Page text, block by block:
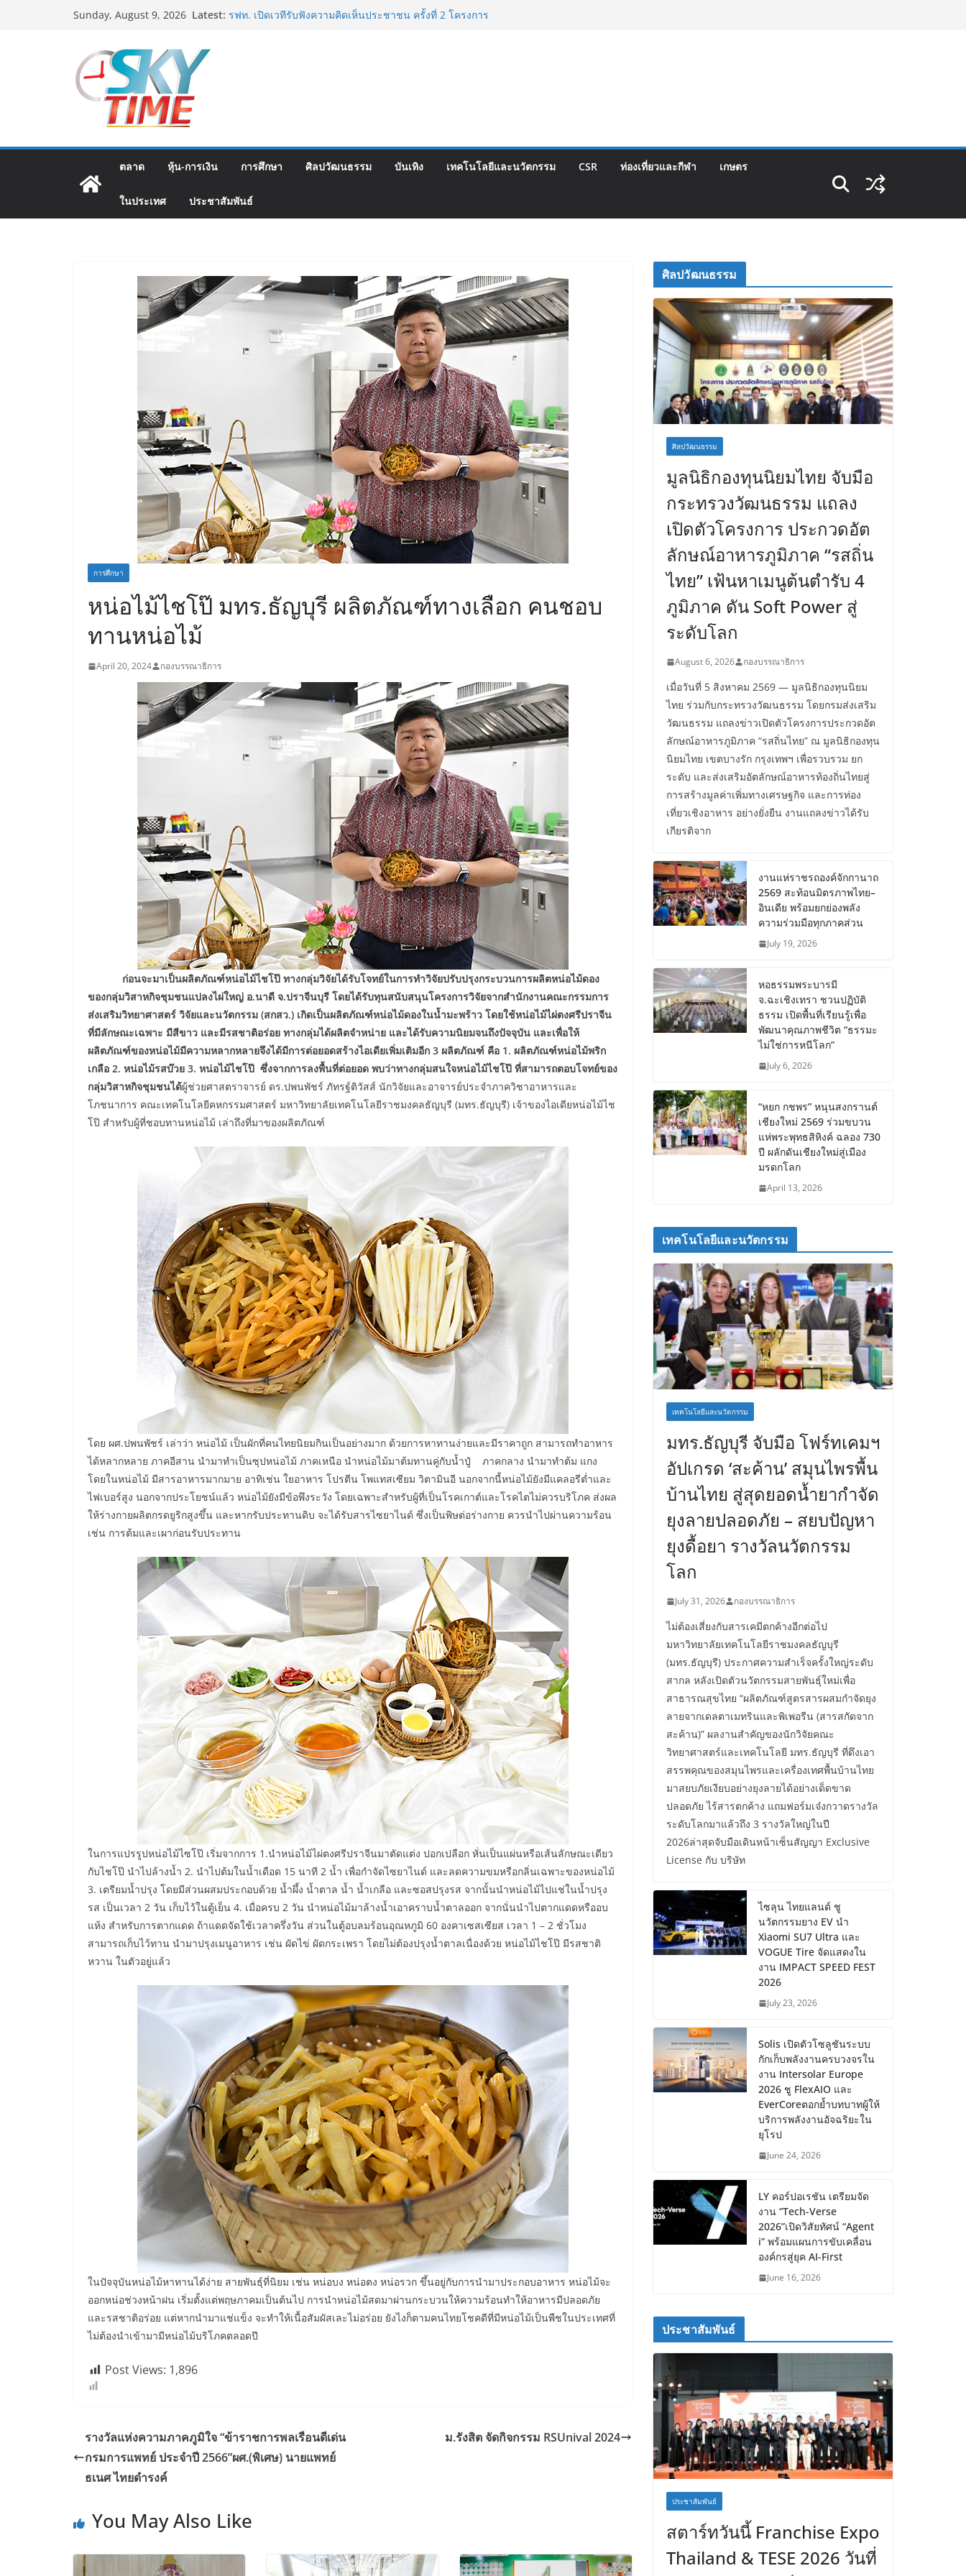
Sunday, August 9, 2026 Latest: เอ-พลัสซัพพลาย เดินหน้าโครงการ “คืนความชุ่มชื้นให้กับผิว” มอบ
พิตบลู ศิษย์ทรายทอง กำปั้นดาวรุ่งวัย 15 ปีตัวแทน จ.พะเยาควง
กำปั้นชนะน็อค ณัฐพัฒน์ ทองไสล กำปั้นรุ่นพี่วัย 19 ปีตัวแทน
บัลลังก์โลก 108 ปอนด์ในศึกมวยไทย SUPER CHAMP
ตลาด หุ้น-การเงิน การศึกษา ศิลปวัฒนธรรม บันเทิง เทคโนโลยีและนวัตกรรม CSR ท่องเที่ยวและกีฬา เกษตร
ในประเทศ ประชาสัมพันธ์
การศึกษา
หน่อไม้ไชโป๊ มทร.ธัญบุรี ผลิตภัณฑ์ทางเลือก คนชอบ
ทานหน่อไม้
April 20, 2024 กองบรรณาธิการ
ก่อนจะมาเป็นผลิตภัณฑ์หน่อไม้ไชโป๊ ทางกลุ่มวิจัยได้รับโจทย์ในการทำวิจัยปรับปรุงกระบวนการผลิตหน่อไม้ดอง
ของกลุ่มวิสาหกิจชุมชนแปลงไผ่ใหญ่ อ.นาดี จ.ปราจีนบุรี โดยได้รับทุนสนับสนุนโครงการวิจัยจากสำนักงานคณะกรรมการ
ส่งเสริมวิทยาศาสตร์ วิจัยและนวัตกรรม (สกสว.) เกิดเป็นผลิตภัณฑ์หน่อไม้ดองในน้ำมะพร้าว โดยใช้หน่อไม้ไผ่ตงศรีปราจีน
ที่มีลักษณะเฉพาะ มีสีขาว และมีรสชาติอร่อย ทางกลุ่มได้ผลิตจำหน่าย และได้รับความนิยมจนถึงปัจจุบัน และเพื่อให้
ผลิตภัณฑ์ของหน่อไม้มีความหลากหลายจึงได้มีการต่อยอดสร้างไอเดียเพิ่มเติมอีก 3 ผลิตภัณฑ์ คือ 1. ผลิตภัณฑ์หน่อไม้พริก
เกลือ 2. หน่อไม้รสบ๊วย 3. หน่อไม้ไชโป๊ ซึ่งจากการลงพื้นที่ต่อยอด พบว่าทางกลุ่มสนใจหน่อไม้ไชโป๊ ที่สามารถตอบโจทย์ของ
กลุ่มวิสาหกิจชุมชนได้ผู้ช่วยศาสตราจารย์ ดร.ปพนพัชร์ ภัทรฐ์ติวัสส์ นักวิจัยและอาจารย์ประจำภาควิชาอาหารและ
โภชนาการ คณะเทคโนโลยีคหกรรมศาสตร์ มหาวิทยาลัยเทคโนโลยีราชมงคลธัญบุรี (มทร.ธัญบุรี) เจ้าของไอเดียหน่อไม้ไช
โป๊ สำหรับผู้ที่ชอบทานหน่อไม้ เล่าถึงที่มาของผลิตภัณฑ์
โดย ผศ.ปพนพัชร์ เล่าว่า หน่อไม้ เป็นผักที่คนไทยนิยมกินเป็นอย่างมาก ด้วยการหาทานง่ายและมีราคาถูก สามารถทำอาหาร
ได้หลากหลาย ภาคอีสาน นำมาทำเป็นซุปหน่อไม้ ภาคเหนือ นำหน่อไม้มาต้มทานคู่กับน้ำปู๋ ภาคกลาง นำมาทำต้ม แกง
โดยในหน่อไม้ มีสารอาหารมากมาย อาทิเช่น ใยอาหาร โปรตีน โพแทสเซียม วิตามินอี นอกจากนี้หน่อไม้ยังมีแคลอรีต่ำและ
ไฟเบอร์สูง นอกจากประโยชน์แล้ว หน่อไม้ยังมีข้อพึงระวัง โดยเฉพาะสำหรับผู้ที่เป็นโรคเกาต์และโรคไตไม่ควรบริโภค ส่งผล
ให้ร่างกายผลิตกรดยูริกสูงขึ้น และหากรับประทานดิบ จะได้รับสารไซยาไนด์ ซึ่งเป็นพิษต่อร่างกาย ควรนำไปผ่านความร้อน
เช่น การต้มและเผาก่อนรับประทาน
ในการแปรรูปหน่อไม้ไซโป๊ เริ่มจากการ 1.นำหน่อไม้ไผ่ตงศรีปราจีนมาตัดแต่ง ปอกเปลือก หั่นเป็นแผ่นหรือเส้นลักษณะเดียว
กับไชโป๊ นำไปล้างน้ำ 2. นำไปต้มในน้ำเดือด 15 นาที 2 น้ำ เพื่อกำจัดไซยาไนด์ และลดความขมหรือกลิ่นเฉพาะของหน่อไม้
3. เตรียมน้ำปรุง โดยมีส่วนผสมประกอบด้วย น้ำผึ้ง น้ำตาล น้ำ น้ำเกลือ และซอสปรุงรส จากนั้นนำหน่อไม้ไปแช่ในน้ำปรุง
รส เป็นเวลา 2 วัน เก็บไว้ในตู้เย็น 4. เมื่อครบ 2 วัน นำหน่อไม้มาล้างน้ำเอาคราบน้ำตาลออก จากนั่นนำไปตากแดดหรืออบ
แห้ง สำหรับการตากแดด ถ้าแดดจัดใช้เวลาครึ่งวัน ส่วนในตู้อบลมร้อนอุณหภูมิ 60 องคาเซสเซียส เวลา 1 – 2 ชั่วโมง
สามารถเก็บไว้ทาน นำมาปรุงเมนูอาหาร เช่น ผัดไข่ ผัดกระเพรา โดยไม่ต้องปรุงน้ำตาลเนื่องด้วย หน่อไม้ไชโป๊ มีรสชาติ
หวาน ในตัวอยู่แล้ว
ในปัจจุบันหน่อไม้หาทานได้ง่าย สายพันธุ์ที่นิยม เช่น หน่อบง หน่อตง หน่อรวก ขึ้นอยู่กับการนำมาประกอบอาหาร หน่อไม้จะ
ออกหน่อช่วงหน้าฝน เริ่มตั้งแต่พฤษภาคมเป็นต้นไป การนำหน่อไม้สดมาผ่านกระบวนให้ความร้อนทำให้อาหารมีปลอดภัย
และรสชาติอร่อย แต่หากนำมาแช่แข็ง จะทำให้เนื้อสัมผัสเละไม่อร่อย ยังไงก็ตามคนไทยโชคดีที่มีหน่อไม้เป็นพืชในประเทศที่
ไม่ต้องนำเข้ามามีหน่อไม้บริโภคตลอดปี
Post Views: 1,896
รางวัลแห่งความภาคภูมิใจ “ข้าราชการพลเรือนดีเด่น
กรมการแพทย์ ประจำปี 2566”ผศ.(พิเศษ) นายแพทย์
ธเนศ ไทยดำรงค์
ม.รังสิต จัดกิจกรรม RSUnival 2024
You May Also Like
ศิลปวัฒนธรรม
ศิลปวัฒนธรรม
มูลนิธิกองทุนนิยมไทย จับมือ
กระทรวงวัฒนธรรม แถลง
เปิดตัวโครงการ ประกวดอัต
ลักษณ์อาหารภูมิภาค “รสถิ่น
ไทย” เฟ้นหาเมนูต้นตำรับ 4
ภูมิภาค ดัน Soft Power สู่
ระดับโลก
August 6, 2026 กองบรรณาธิการ
เมื่อวันที่ 5 สิงหาคม 2569 — มูลนิธิกองทุนนิยม
ไทย ร่วมกับกระทรวงวัฒนธรรม โดยกรมส่งเสริม
วัฒนธรรม แถลงข่าวเปิดตัวโครงการประกวดอัต
ลักษณ์อาหารภูมิภาค “รสถิ่นไทย” ณ มูลนิธิกองทุน
นิยมไทย เขตบางรัก กรุงเทพฯ เพื่อรวบรวม ยก
ระดับ และส่งเสริมอัตลักษณ์อาหารท้องถิ่นไทยสู่
การสร้างมูลค่าเพิ่มทางเศรษฐกิจ และการท่อง
เที่ยวเชิงอาหาร อย่างยั่งยืน งานแถลงข่าวได้รับ
เกียรติจาก
งานแห่ราชรถองค์จักกานาถ
2569 สะท้อนมิตรภาพไทย–
อินเดีย พร้อมยกย่องพลัง
ความร่วมมือทุกภาคส่วน
July 19, 2026
หอธรรมพระบารมี
จ.ฉะเชิงเทรา ชวนปฏิบัติ
ธรรม เปิดพื้นที่เรียนรู้เพื่อ
พัฒนาคุณภาพชีวิต “ธรรมะ
ไม่ใช่การหนีโลก”
July 6, 2026
“หยก กชพร” หนุนสงกรานต์
เชียงใหม่ 2569 ร่วมขบวน
แห่พระพุทธสิหิงค์ ฉลอง 730
ปี ผลักดันเชียงใหม่สู่เมือง
มรดกโลก
April 13, 2026
เทคโนโลยีและนวัตกรรม
เทคโนโลยีและนวัตกรรม
มทร.ธัญบุรี จับมือ โฟร์ทเคมฯ
อัปเกรด ‘สะค้าน’ สมุนไพรพื้น
บ้านไทย สู่สุดยอดน้ำยากำจัด
ยุงลายปลอดภัย – สยบปัญหา
ยุงดื้อยา รางวัลนวัตกรรม
โลก
July 31, 2026 กองบรรณาธิการ
ไม่ต้องเสี่ยงกับสารเคมีตกค้างอีกต่อไป
มหาวิทยาลัยเทคโนโลยีราชมงคลธัญบุรี
(มทร.ธัญบุรี) ประกาศความสำเร็จครั้งใหญ่ระดับ
สากล หลังเปิดตัวนวัตกรรมสายพันธุ์ใหม่เพื่อ
สาธารณสุขไทย “ผลิตภัณฑ์สูตรสารผสมกำจัดยุง
ลายจากเดลตาเมทรินและพิเพอรีน (สารสกัดจาก
สะค้าน)” ผลงานสำคัญของนักวิจัยคณะ
วิทยาศาสตร์และเทคโนโลยี มทร.ธัญบุรี ที่ดึงเอา
สรรพคุณของสมุนไพรและเครื่องเทศพื้นบ้านไทย
มาสยบภัยเงียบอย่างยุงลายได้อย่างเด็ดขาด
ปลอดภัย ไร้สารตกค้าง แถมฟอร์มเจ๋งกวาดรางวัล
ระดับโลกมาแล้วถึง 3 รางวัลใหญ่ในปี
2026ล่าสุดจับมือเดินหน้าเซ็นสัญญา Exclusive
License กับ บริษัท
ไซลุน ไทยแลนด์ ชู
นวัตกรรมยาง EV นำ
Xiaomi SU7 Ultra และ
VOGUE Tire จัดแสดงใน
งาน IMPACT SPEED FEST
2026
July 23, 2026
Solis เปิดตัวโซลูชันระบบ
กักเก็บพลังงานครบวงจรใน
งาน Intersolar Europe
2026 ชู FlexAIO และ
EverCoreตอกย้ำบทบาทผู้ให้
บริการพลังงานอัจฉริยะใน
ยุโรป
June 24, 2026
LY คอร์ปอเรชัน เตรียมจัด
งาน “Tech-Verse
2026”เปิดวิสัยทัศน์ “Agent
i” พร้อมแผนการขับเคลื่อน
องค์กรสู่ยุค AI-First
June 16, 2026
ประชาสัมพันธ์
ประชาสัมพันธ์
สตาร์ทวันนี้ Franchise Expo
Thailand & TESE 2026 วันที่